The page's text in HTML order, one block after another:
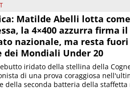
Matilde Abelli lotta
la 4×400 azzurra firma il
nazionale, ma resta
dei Mondiali Under 20
iridato della stellina della
di una prova coraggiosa
della seconda batteria della staffetta